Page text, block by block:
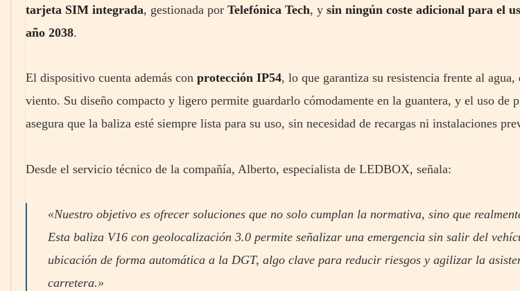
tarjeta SIM integrada, gestionada por Telefónica Tech, y sin ningún coste adicional para el
año 2038.
El dispositivo cuenta además con protección IP54, lo que garantiza su resistencia frente al
viento. Su diseño compacto y ligero permite guardarlo cómodamente en la guantera, y el uso de
asegura que la baliza esté siempre lista para su uso, sin necesidad de recargas ni instalaciones
Desde el servicio técnico de la compañía, Alberto, especialista de LEDBOX, señala:
«Nuestro objetivo es ofrecer soluciones que no solo cumplan la normativa, sino que
Esta baliza V16 con geolocalización 3.0 permite señalizar una emergencia sin salir del
ubicación de forma automática a la DGT, algo clave para reducir riesgos y agilizar la
carretera.»